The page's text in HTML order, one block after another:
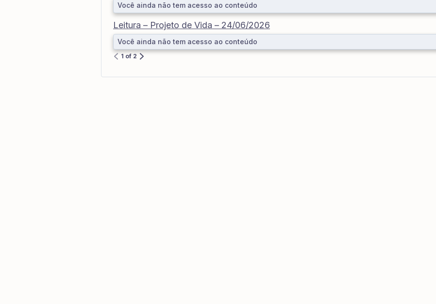
Você ainda não tem acesso ao conteúdo
Leitura – Projeto de Vida – 24/06/2026
Você ainda não tem acesso ao conteúdo
1 of 2